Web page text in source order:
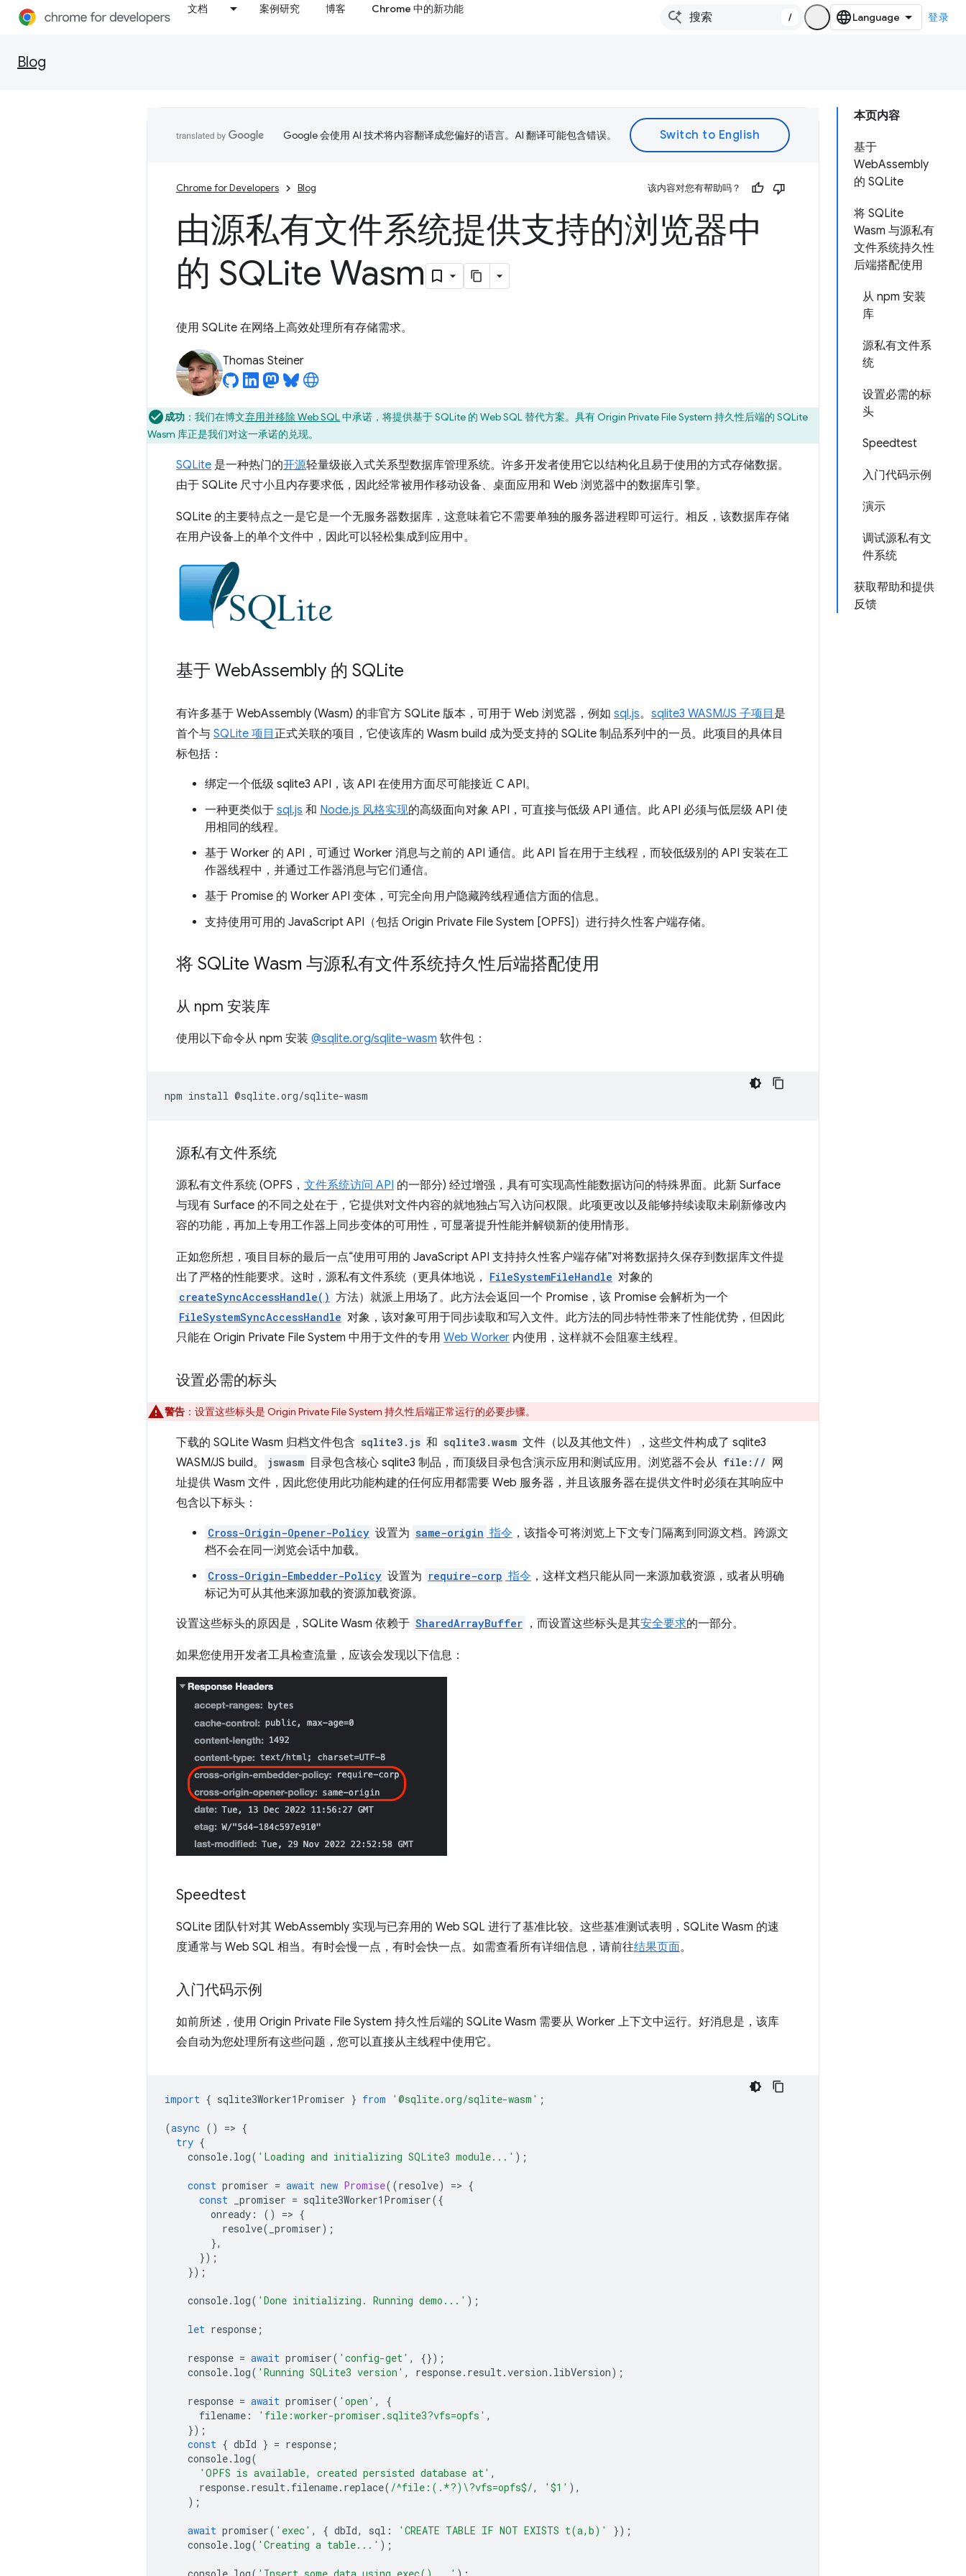
文档 案例研究 博客 Chrome 中的新功能
/ 登录
Blog
本页内容
基于
WebAssembly
的 SQLite
将 SQLite
Wasm 与源私有
文件系统持久性
后端搭配使用
从 npm 安装
库
源私有文件系
统
设置必需的标
头
Speedtest
入门代码示例
演示
调试源私有文
件系统
获取帮助和提供
反馈
Google 会使用 AI 技术将内容翻译成您偏好的语言。AI 翻译可能包含错误。
Chrome for Developers Blog 该内容对您有帮助吗？
由源私有文件系统提供支持的浏览器中
的 SQLite Wasm
使用 SQLite 在网络上高效处理所有存储需求。
Thomas Steiner
成功 ：我们在博文弃用并移除 Web SQL中承诺，将提供基于 SQLite 的 Web SQL 替代方案。具有 Origin Private File System 持久性后端的 SQLite
Wasm 库正是我们对这一承诺的兑现。
SQLite 是一种热门的开源轻量级嵌入式关系型数据库管理系统。许多开发者使用它以结构化且易于使用的方式存储数据。
由于 SQLite 尺寸小且内存要求低，因此经常被用作移动设备、桌面应用和 Web 浏览器中的数据库引擎。
SQLite 的主要特点之一是它是一个无服务器数据库，这意味着它不需要单独的服务器进程即可运行。相反，该数据库存储
在用户设备上的单个文件中，因此可以轻松集成到应用中。
基于 WebAssembly 的 SQLite
有许多基于 WebAssembly (Wasm) 的非官方 SQLite 版本，可用于 Web 浏览器，例如 sql.js。 sqlite3 WASM/JS 子项目 是
首个与 SQLite 项目 正式关联的项目，它使该库的 Wasm build 成为受支持的 SQLite 制品系列中的一员。此项目的具体目
标包括：
绑定一个低级 sqlite3 API，该 API 在使用方面尽可能接近 C API。
一种更类似于 sql.js 和 Node.js 风格实现的高级面向对象 API，可直接与低级 API 通信。此 API 必须与低层级 API 使
用相同的线程。
基于 Worker 的 API，可通过 Worker 消息与之前的 API 通信。此 API 旨在用于主线程，而较低级别的 API 安装在工
作器线程中，并通过工作器消息与它们通信。
基于 Promise 的 Worker API 变体，可完全向用户隐藏跨线程通信方面的信息。
支持使用可用的 JavaScript API（包括 Origin Private File System [OPFS]）进行持久性客户端存储。
将 SQLite Wasm 与源私有文件系统持久性后端搭配使用
从 npm 安装库
使用以下命令从 npm 安装 @sqlite.org/sqlite-wasm 软件包：
npm install
源私有文件系统
源私有文件系统 (OPFS， 文件系统访问 API 的一部分) 经过增强，具有可实现高性能数据访问的特殊界面。此新 Surface
与现有 Surface 的不同之处在于，它提供对文件内容的就地独占写入访问权限。此项更改以及能够持续读取未刷新修改内
容的功能，再加上专用工作器上同步变体的可用性，可显著提升性能并解锁新的使用情形。
正如您所想，项目目标的最后一点“使用可用的 JavaScript API 支持持久性客户端存储”对将数据持久保存到数据库文件提
出了严格的性能要求。这时，源私有文件系统（更具体地说，
FileSystemFileHandle 对象的
createSyncAccessHandle() 方法）就派上用场了。此方法会返回一个 Promise，该 Promise 会解析为一个
FileSystemSyncAccessHandle 对象，该对象可用于同步读取和写入文件。此方法的同步特性带来了性能优势，但因此
只能在 Origin Private File System 中用于文件的专用 Web Worker 内使用，这样就不会阻塞主线程。
设置必需的标头
警告 ：设置这些标头是 Origin Private File System 持久性后端正常运行的必要步骤。
下载的 SQLite Wasm 归档文件包含 sqlite3.js 和 sqlite3.wasm 文件（以及其他文件），这些文件构成了 sqlite3
WASM/JS build。
jswasm 目录包含核心 sqlite3 制品，而顶级目录包含演示应用和测试应用。浏览器不会从 file://
网
址提供 Wasm 文件，因此您使用此功能构建的任何应用都需要 Web 服务器，并且该服务器在提供文件时必须在其响应中
包含以下标头：
Cross-Origin-Opener-Policy 设置为 same-origin 指令 ，该指令可将浏览上下文专门隔离到同源文档。跨源文
档不会在同一浏览会话中加载。
Cross-Origin-Embedder-Policy 设置为 require-corp 指令 ，这样文档只能从同一来源加载资源，或者从明确
标记为可从其他来源加载的资源加载资源。
设置这些标头的原因是，SQLite Wasm 依赖于 SharedArrayBuffer ，而设置这些标头是其安全要求的一部分。
如果您使用开发者工具检查流量，应该会发现以下信息：
Speedtest
SQLite 团队针对其 WebAssembly 实现与已弃用的 Web SQL 进行了基准比较。这些基准测试表明，SQLite Wasm 的速
度通常与 Web SQL 相当。有时会慢一点，有时会快一点。如需查看所有详细信息，请前往结果页面。
入门代码示例
如前所述，使用 Origin Private File System 持久性后端的 SQLite Wasm 需要从 Worker 上下文中运行。好消息是，该库
会自动为您处理所有这些问题，您可以直接从主线程中使用它。
import { sqlite3Worker1Promiser } from '@sqlite.org/sqlite-wasm' ;
(async () => {
try {
console. log( 'Loading and initializing SQLite3 module...' );
const promiser = await new Promise((resolve) => {
const
_promiser = sqlite3Worker1Promiser({
onready : () => {
resolve( _promiser);
},
});
});
console. log( 'Done initializing. Running demo...' );
let response ;
response = await promiser( 'config-get' ,
{});
console. log( 'Running SQLite3 version' , response. result.version . libVersion);
response = await promiser( 'open' ,
{
filename : 'file:worker-promiser.sqlite3?vfs=opfs' ,
});
const { dbId } = response ;
console. log(
'OPFS is available, created persisted database at' ,
response. result. filename. replace( /^file:(.*?)\?vfs=opfs$/, '$1' ),
);
await promiser( 'exec' , { dbId, sql : 'CREATE TABLE IF NOT EXISTS t(a,b)'
});
console. log( 'Creating a table...' );